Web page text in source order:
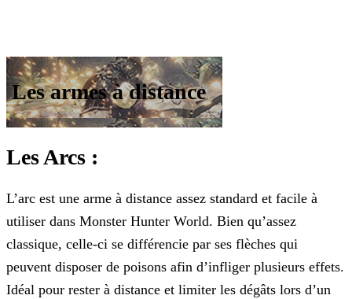
Les armes à distance
Les Arcs :
L’arc est une arme à distance assez standard et facile à
utiliser dans Monster Hunter World. Bien qu’assez
classique, celle-ci se différencie par ses flèches qui
peuvent disposer de poisons afin d’infliger plusieurs effets.
Idéal pour rester à distance et limiter les dégâts lors d’un